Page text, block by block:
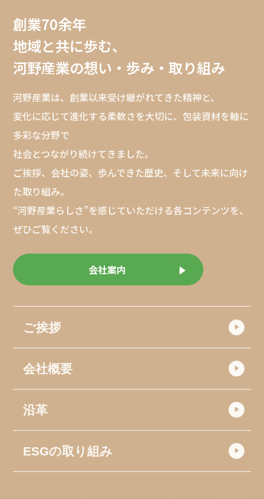
創業70余年
地域と共に歩む、
河野産業の想い・歩み・取り組み
河野産業は、創業以来受け継がれてきた精神と、
変化に応じて進化する柔軟さを大切に、包装資材を軸に
多彩な分野で
社会とつながり続けてきました。
ご挨拶、会社の姿、歩んできた歴史、そして未来に向け
た取り組み。
“河野産業らしさ”を感じていただける各コンテンツを、
ぜひご覧ください。
会社案内
ご挨拶
会社概要
沿革
ESGの取り組み